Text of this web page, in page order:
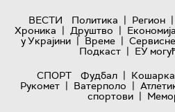
ВЕСТИ Политика | Регион |
Хроника | Друштво | Економија
у Украјини | Време |
Подкаст | ЕУ
СПОРТ
Фудбал | Кошарка
Рукомет | Ватерполо |
спортови |